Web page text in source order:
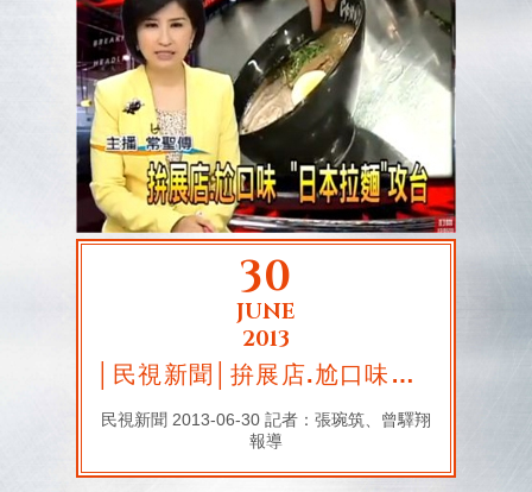
30
JUNE
2013
│民視新聞│拚展店.尬口味「日本拉麵」攻台
民視新聞 2013-06-30 記者：張琬筑、曾驛翔
報導